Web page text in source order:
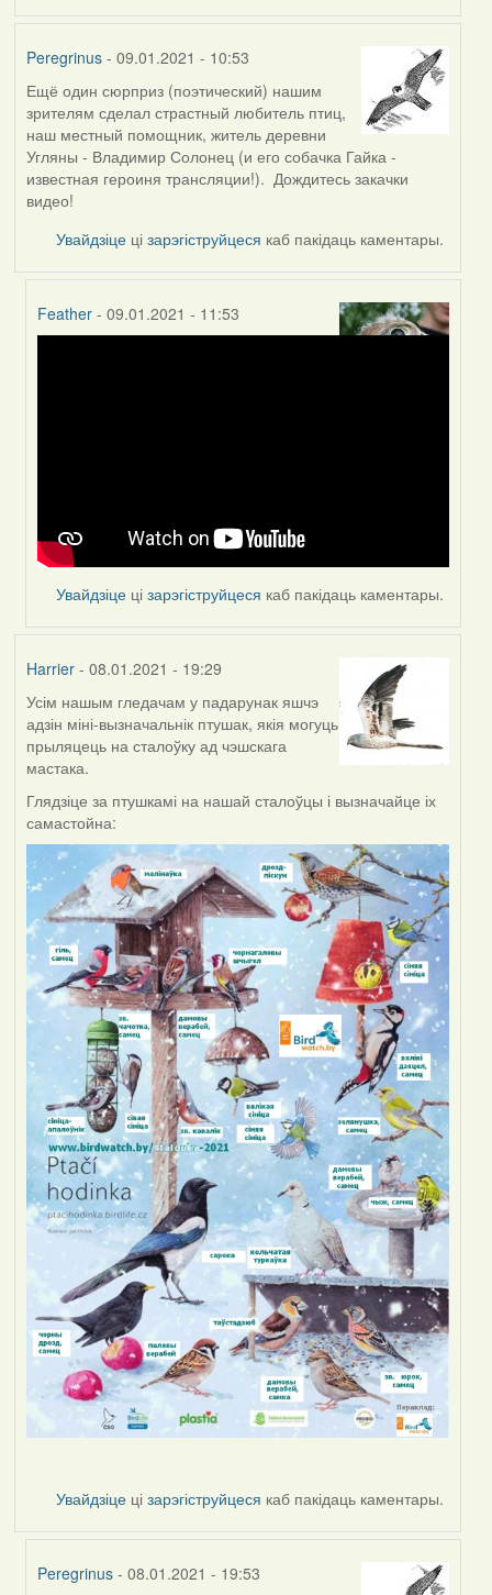
Peregrinus- 09.01.2021 - 10:53
Ещё один сюрприз (поэтический) нашим
зрителям сделал страстный любитель птиц,
наш местный помощник, житель деревни
Угляны - Владимир Солонец (и его собачка Гайка -
известная героиня трансляции!). Дождитесь закачки
видео!
Увайдзіце цізарэгіструйцеся каб пакідаць каментары.
Feather - 09.01.2021 - 11:53
Увайдзіце цізарэгіструйцеся каб пакідаць каментары.
Harrier- 08.01.2021 - 19:29
Усім нашым гледачам у падарунак яшчэ
адзін міні-вызначальнік птушак, якія могуць
прыляцець на сталоўку ад чэшскага
мастака.
Глядзіце за птушкамі на нашай сталоўцы і вызначайце іх
самастойна:
Увайдзіце цізарэгіструйцеся каб пакідаць каментары.
Peregrinus - 08.01.2021 - 19:53